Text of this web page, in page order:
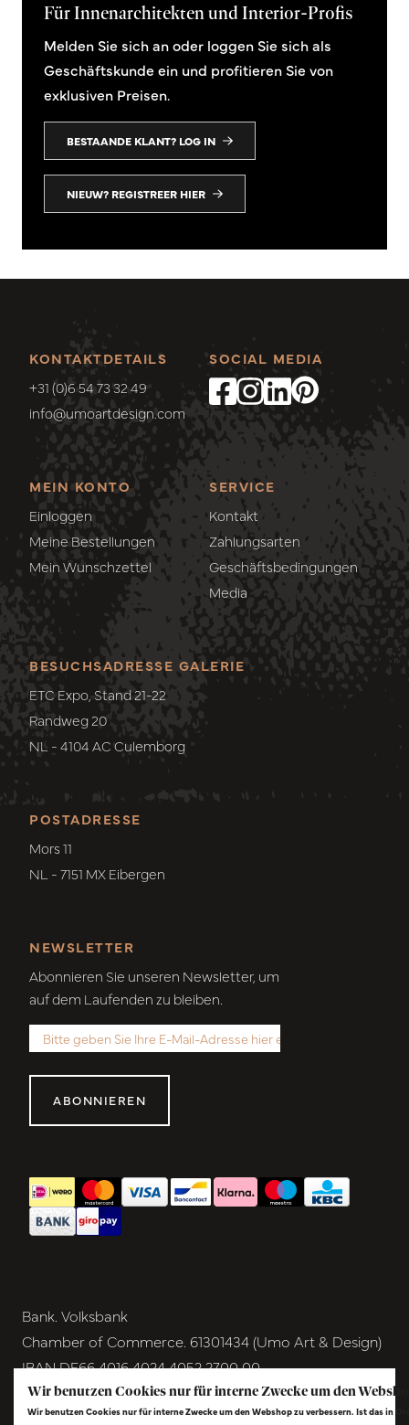
Für Innenarchitekten und Interior-Profis
Melden Sie sich an oder loggen Sie sich als
Geschäftskunde ein und profitieren Sie von
exklusiven Preisen.
BESTAANDE KLANT? LOG IN
NIEUW? REGISTREER HIER
KONTAKTDETAILS
+31 (0)6 54 73 32 49
info@umoartdesign.com
MEIN KONTO
Einloggen
Meine Bestellungen
Mein Wunschzettel
SERVICE
Kontakt
Zahlungsarten
Geschäftsbedingungen
Media
SOCIAL MEDIA
POSTADRESSE
Mors 11
NL - 7151 MX Eibergen
BESUCHSADRESSE GALERIE
ETC Expo, Stand 21-22
Randweg 20
NL - 4104 AC Culemborg
NEWSLETTER
Abonnieren Sie unseren Newsletter, um
auf dem Laufenden zu bleiben.
ABONNIEREN
Bank. Volksbank
Chamber of Commerce. 61301434 (Umo Art & Design)
IBAN DE66 4016 4024 4052 2700 00
BIC GENODEM1GRN
VAT NL854291040B01
Wir benutzen Cookies nur für interne Zwecke um den
Wir benutzen Cookies nur für interne Zwecke um den Webshop zu verbessern. Ist das in